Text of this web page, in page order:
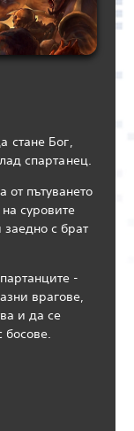
стане Бог,
спартанец.
от пътуването
суровите
заедно с брат
-
врагове,
и да се